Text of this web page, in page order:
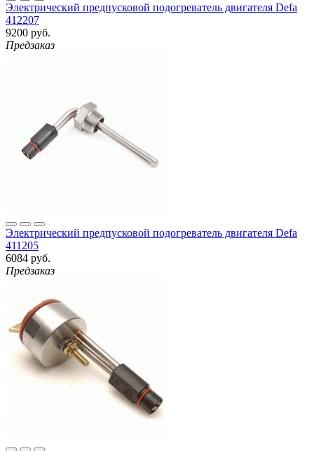
Электрический предпусковой подогреватель двигателя Defa
412207
9200 руб.
Предзаказ
Электрический предпусковой подогреватель двигателя Defa
411205
6084 руб.
Предзаказ